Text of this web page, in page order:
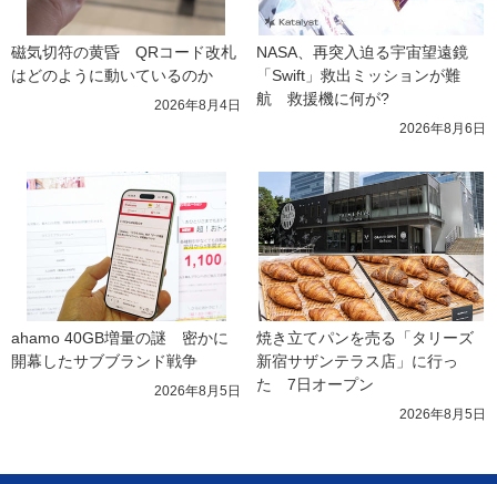
磁気切符の黄昏　QRコード改札
はどのように動いているのか
2026年8月4日
NASA、再突入迫る宇宙望遠鏡
「Swift」救出ミッションが難
航　救援機に何が?
2026年8月6日
ahamo 40GB増量の謎　密かに
開幕したサブブランド戦争
2026年8月5日
焼き立てパンを売る「タリーズ
新宿サザンテラス店」に行っ
た　7日オープン
2026年8月5日